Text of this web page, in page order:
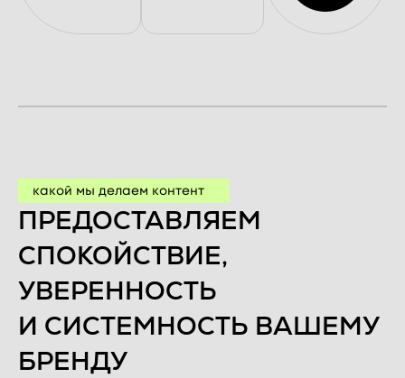
какой мы делаем контент
ПРЕДОСТАВЛЯЕМ
СПОКОЙСТВИЕ,
УВЕРЕННОСТЬ
И СИСТЕМНОСТЬ ВАШЕМУ
БРЕНДУ